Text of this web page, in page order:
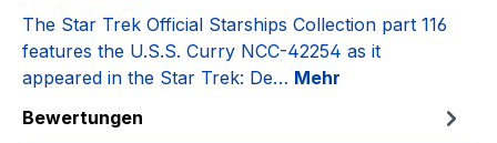
The Star Trek Official Starships Collection part 116
features the U.S.S. Curry NCC-42254 as it
appeared in the Star Trek: De… Mehr
Bewertungen